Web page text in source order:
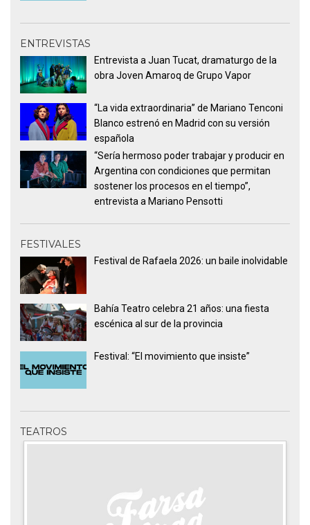
ENTREVISTAS
Entrevista a Juan Tucat, dramaturgo de la
obra Joven Amaroq de Grupo Vapor
“La vida extraordinaria” de Mariano Tenconi
Blanco estrenó en Madrid con su versión
española
“Sería hermoso poder trabajar y producir en
Argentina con condiciones que permitan
sostener los procesos en el tiempo”,
entrevista a Mariano Pensotti
FESTIVALES
Festival de Rafaela 2026: un baile inolvidable
Bahía Teatro celebra 21 años: una fiesta
escénica al sur de la provincia
Festival: “El movimiento que insiste”
TEATROS